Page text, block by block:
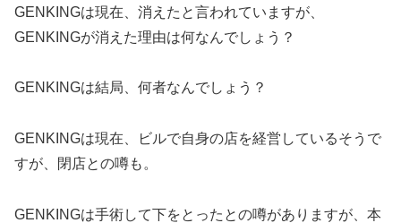
GENKINGは現在、消えたと言われていますが、
GENKINGが消えた理由は何なんでしょう？
GENKINGは結局、何者なんでしょう？
GENKINGは現在、ビルで自身の店を経営しているそうで
すが、閉店との噂も。
GENKINGは手術して下をとったとの噂がありますが、本